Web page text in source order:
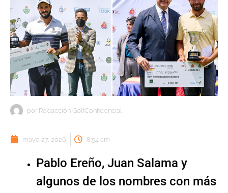
por Redacción GolfConfidencial
mayo 27, 2026 8:54 am
Pablo Ereño, Juan Salama y
algunos de los nombres con más